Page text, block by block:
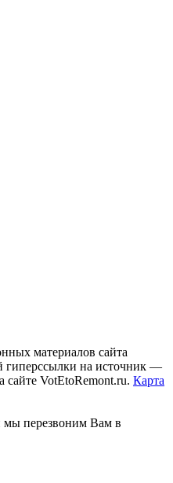
материалов сайта
гиперссылки на источник —
сайте VotEtoRemont.ru. Карта
мы перезвоним Вам в